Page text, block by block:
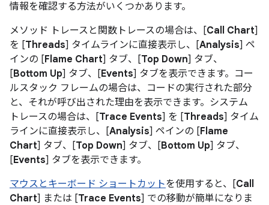
情報を確認する方法がいくつかあります。
メソッド トレースと関数トレースの場合は、[Call Chart]
を [Threads] タイムラインに直接表示し、[Analysis] ペ
インの [Flame Chart] タブ、[Top Down] タブ、
[Bottom Up] タブ、[Events] タブを表示できます。コー
ルスタック フレームの場合は、コードの実行された部分
と、それが呼び出された理由を表示できます。システム
トレースの場合は、[Trace Events] を [Threads] タイム
ラインに直接表示し、[Analysis] ペインの [Flame
Chart] タブ、[Top Down] タブ、[Bottom Up] タブ、
[Events] タブを表示できます。
マウスとキーボード ショートカットを使用すると、[Call
Chart] または [Trace Events] での移動が簡単になりま